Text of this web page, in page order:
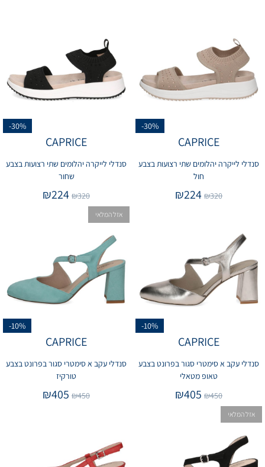
-30%
CAPRICE
סנדלי לייקרה יהלומים שתי רצועות בצבע
חול
₪320
₪224
-30%
CAPRICE
סנדלי לייקרה יהלומים שתי רצועות בצבע
שחור
₪320
₪224
-10%
CAPRICE
סנדלי עקב א סימטרי סגור בפרונט בצבע
טאופ מטאלי
₪450
₪405
-10%
אזל המלאי
CAPRICE
סנדלי עקב א סימטרי סגור בפרונט בצבע
טורקיז
₪450
₪405
אזל המלאי